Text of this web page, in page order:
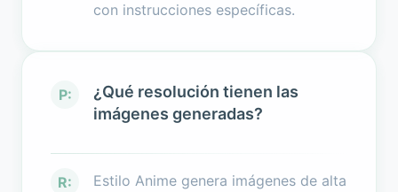
con instrucciones específicas.
P:
¿Qué resolución tienen las
imágenes generadas?
R:
Estilo Anime genera imágenes de alta